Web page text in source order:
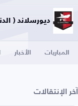
ديورسلاند ( الدنمارك )
المباريات الأخبار
آخر الإنتقالات